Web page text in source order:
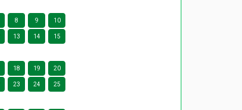
8 9 10
13 14 15
18 19 20
23 24 25